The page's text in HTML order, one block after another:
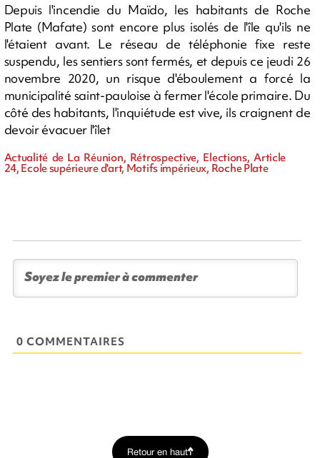
Depuis l'incendie du Maïdo, les habitants de Roche
Plate (Mafate) sont encore plus isolés de l'île qu'ils ne
l'étaient avant. Le réseau de téléphonie fixe reste
suspendu, les sentiers sont fermés, et depuis ce jeudi 26
novembre 2020, un risque d'éboulement a forcé la
municipalité saint-pauloise à fermer l'école primaire. Du
côté des habitants, l'inquiétude est vive, ils craignent de
devoir évacuer l'îlet
Actualité de La Réunion, Rétrospective, Elections, Article
24, Ecole supérieure d'art, Motifs impérieux, Roche Plate
0 COMMENTAIRES
Retour en haut